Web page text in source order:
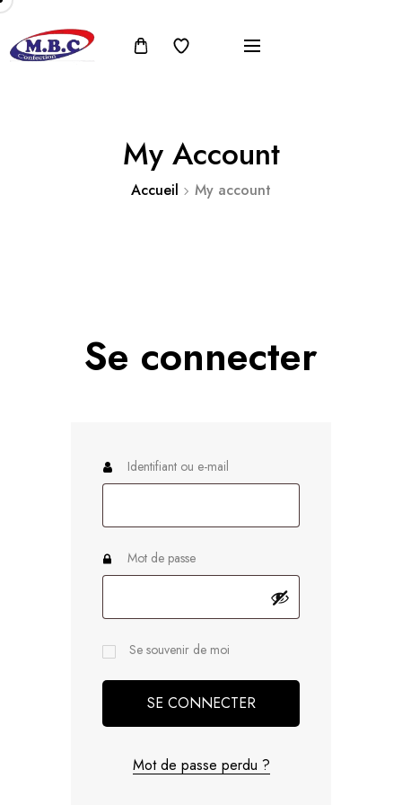
My Account
Accueil My account
Se connecter
Identifiant ou e-mail
Mot de passe
Se souvenir de moi
SE CONNECTER
Mot de passe perdu ?